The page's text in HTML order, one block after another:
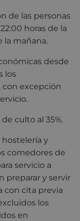
de las personas
horas de la
la mañana.
desde
los
excepción
culto al 35%.
y
comedores de
servicio a
preparar y servir
con cita previa
los
en